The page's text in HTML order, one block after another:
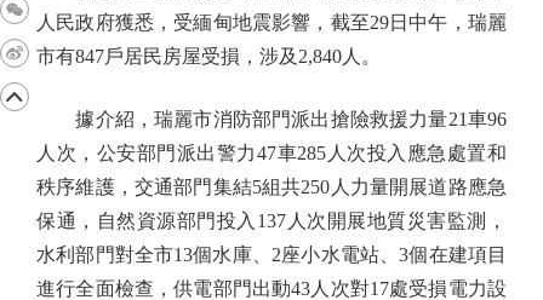
人民政府獲悉，受緬甸地震影響，截至29日中午，瑞麗
市有847戶居民房屋受損，涉及2,840人。
據介紹，瑞麗市消防部門派出搶險救援力量21車96
人次，公安部門派出警力47車285人次投入應急處置和
秩序維護，交通部門集結5組共250人力量開展道路應急
保通，自然資源部門投入137人次開展地質災害監測，
水利部門對全市13個水庫、2座小水電站、3個在建項目
進行全面檢查，供電部門出動43人次對17處受損電力設